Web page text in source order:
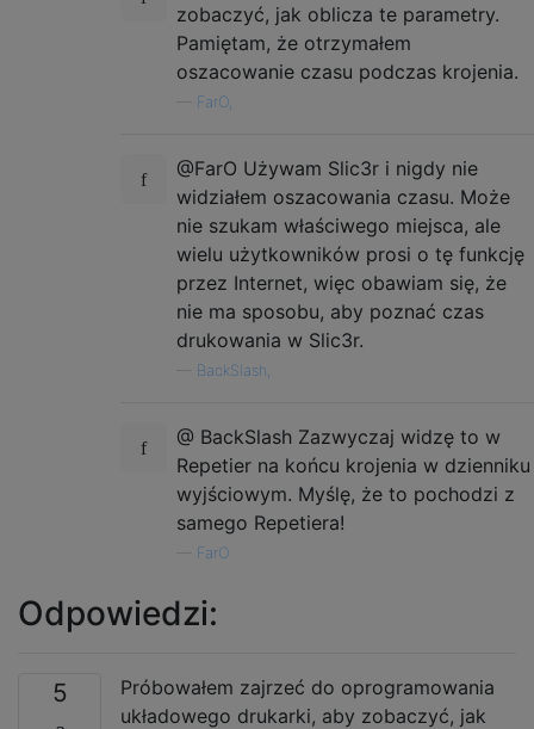
zobaczyć, jak oblicza te parametry.
Pamiętam, że otrzymałem
oszacowanie czasu podczas krojenia.
FarO,
@FarO Używam Slic3r i nigdy nie
widziałem oszacowania czasu. Może
nie szukam właściwego miejsca, ale
wielu użytkowników prosi o tę funkcję
przez Internet, więc obawiam się, że
nie ma sposobu, aby poznać czas
drukowania w Slic3r.
BackSlash,
@ BackSlash Zazwyczaj widzę to w
Repetier na końcu krojenia w dzienniku
wyjściowym. Myślę, że to pochodzi z
samego Repetiera!
FarO
Odpowiedzi:
5
Próbowałem zajrzeć do oprogramowania
układowego drukarki, aby zobaczyć, jak